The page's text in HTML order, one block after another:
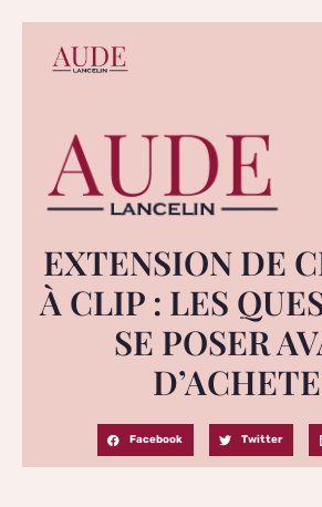
EXTENSION DE
À CLIP : LES
SE POSER
Facebook Twitter